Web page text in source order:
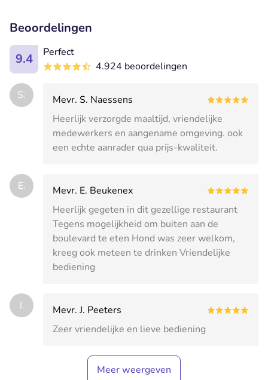
Beoordelingen
9.4
Perfect
4.924 beoordelingen
S.
Mevr. S. Naessens
Heerlijk verzorgde maaltijd, vriendelijke
medewerkers en aangename omgeving. ook
een echte aanrader qua prijs-kwaliteit.
E.
Mevr. E. Beukenex
Heerlijk gegeten in dit gezellige restaurant
Tegens mogelijkheid om buiten aan de
boulevard te eten Hond was zeer welkom,
kreeg ook meteen te drinken Vriendelijke
bediening
J.
Mevr. J. Peeters
Zeer vriendelijke en lieve bediening
Meer weergeven